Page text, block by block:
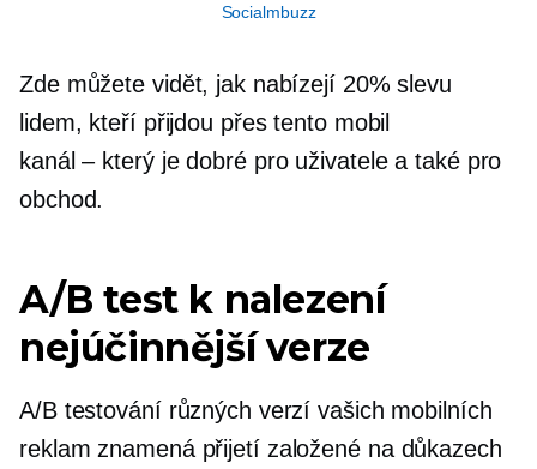
Socialmbuzz
Zde můžete vidět, jak nabízejí 20% slevu
lidem, kteří přijdou přes tento mobil
kanál – kterýje dobré pro uživatele a také pro
obchod.
A/B test k nalezení
nejúčinnější verze
A/B testování různých verzí vašich mobilních
reklam znamená přijetí založené na důkazech